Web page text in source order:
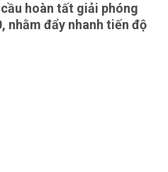
hoàn tất giải phóng
nhằm đẩy nhanh tiến độ